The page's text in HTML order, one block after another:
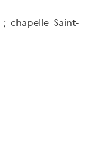
chapelle Saint-